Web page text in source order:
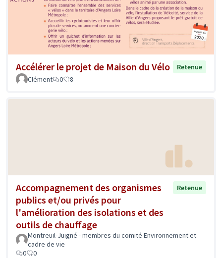
Accélérer le projet de Maison du Vélo
Retenue
Clément
0 8
Accompagnement des organismes
publics et/ou privés pour
l'amélioration des isolations et des
outils de chauffage
Retenue
Montreuil-Juigné - membres du comité Environnement et
cadre de vie
0
0